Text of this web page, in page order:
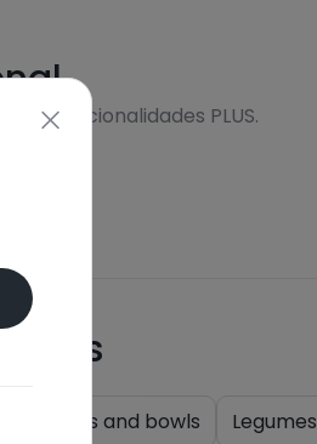
funcionalidades PLUS.
Salads and bowls Legumes